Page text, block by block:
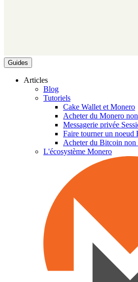
Guides
Articles
Blog
Tutoriels
Cake Wallet et Monero
Acheter du Monero
Messagerie privée
Faire tourner un noeud
Acheter du Bitcoin
L'écosystème Monero